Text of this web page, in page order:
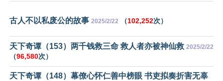
古人不以私废公的故事 2025/2/22 （102,252次）
天下奇谭（153）两千钱救三命 救人者亦被神仙救 2025/2/22
（96,580次）
天下奇谭（148）幕僚心怀仁善中榜眼 书吏拟奏折害无辜